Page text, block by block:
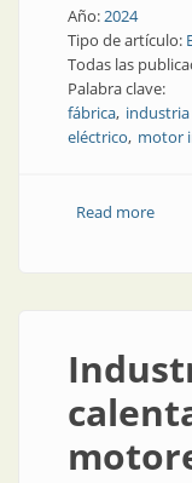
Año:2024
Tipo de artículo:
Todas las
Palabra clave:
fábrica
eléctrico motor
Read more